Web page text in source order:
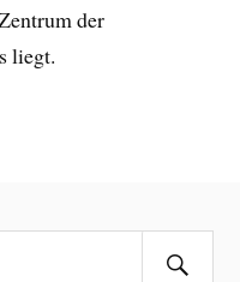
der
liegt.